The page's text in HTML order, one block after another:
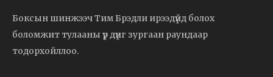
Боксын шинжээч Тим Брэдли ирээдүйд болох
боломжит тулааны үр дүнг зургаан раундаар
тодорхойллоо.